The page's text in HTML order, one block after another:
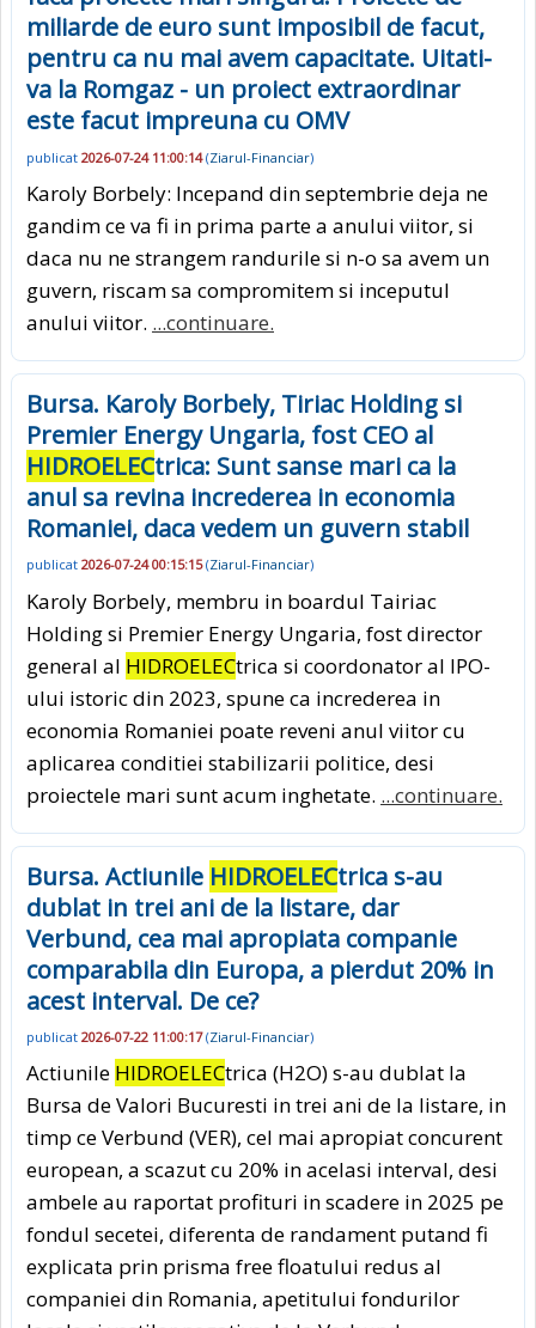
miliarde de euro sunt imposibil de facut,
pentru ca nu mai avem capacitate. Uitati-
va la Romgaz - un proiect extraordinar
este facut impreuna cu OMV
publicat 2026-07-24 11:00:14(Ziarul-Financiar)
Karoly Borbely: Incepand din septembrie deja ne
gandim ce va fi in prima parte a anului viitor, si
daca nu ne strangem randurile si n-o sa avem un
guvern, riscam sa compromitem si inceputul
anului viitor. ...continuare.
Bursa. Karoly Borbely, Tiriac Holding si
Premier Energy Ungaria, fost CEO al
HIDROELECtrica: Sunt sanse mari ca la
anul sa revina increderea in economia
Romaniei, daca vedem un guvern stabil
publicat 2026-07-24 00:15:15(Ziarul-Financiar)
Karoly Borbely, membru in boardul Tairiac
Holding si Premier Energy Ungaria, fost director
general al HIDROELECtrica si coordonator al IPO-
ului istoric din 2023, spune ca increderea in
economia Romaniei poate reveni anul viitor cu
aplicarea conditiei stabilizarii politice, desi
proiectele mari sunt acum inghetate. ...continuare.
Bursa. Actiunile HIDROELECtrica s-au
dublat in trei ani de la listare, dar
Verbund, cea mai apropiata companie
comparabila din Europa, a pierdut 20% in
acest interval. De ce?
publicat 2026-07-22 11:00:17(Ziarul-Financiar)
Actiunile HIDROELECtrica (H2O) s-au dublat la
Bursa de Valori Bucuresti in trei ani de la listare, in
timp ce Verbund (VER), cel mai apropiat concurent
european, a scazut cu 20% in acelasi interval, desi
ambele au raportat profituri in scadere in 2025 pe
fondul secetei, diferenta de randament putand fi
explicata prin prisma free floatului redus al
companiei din Romania, apetitului fondurilor